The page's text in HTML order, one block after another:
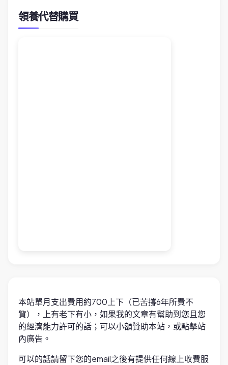
領養代替購買
本站單月支出費用約700上下（已苦撐6年所費不
貲），上有老下有小，如果我的文章有幫助到您且您
的經濟能力許可的話；可以小額贊助本站，或點擊站
內廣告。
可以的話請留下您的email之後有提供任何線上收費服